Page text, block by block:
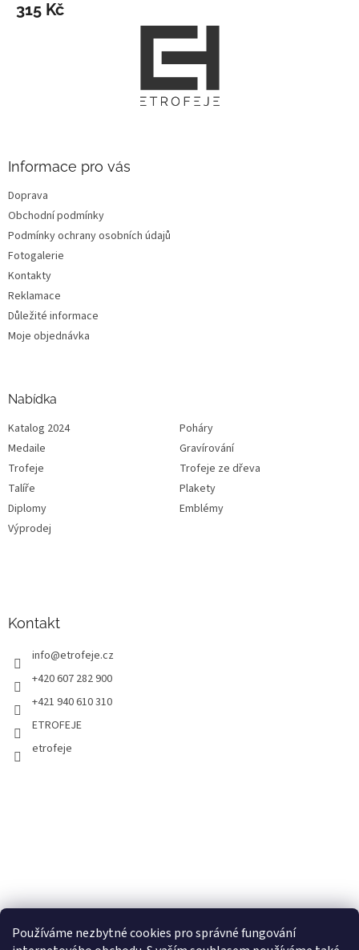
Používáme nezbytné cookies pro správné fungování
315 Kč
Informace pro vás
Doprava
Obchodní podmínky
Podmínky ochrany osobních údajů
Fotogalerie
Kontakty
Reklamace
Důležité informace
Moje objednávka
Nabídka
Katalog 2024
Poháry
Medaile
Gravírování
Trofeje
Trofeje ze dřeva
Talíře
Plakety
Diplomy
Emblémy
Výprodej
Kontakt
info@etrofeje.cz
+420 607 282 900
+421 940 610 310
ETROFEJE
etrofeje